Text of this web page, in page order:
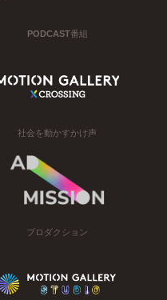
PODCAST番組
社会を動かすかけ声
プロダクション